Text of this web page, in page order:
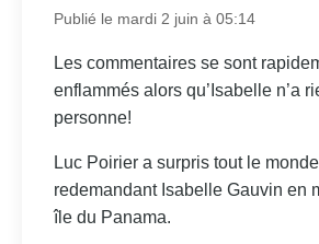
Publié le mardi 2 juin à 05:14
Les commentaires se sont
enflammés alors qu’Isabelle n’a
personne!
Luc Poirier a surpris tout le
redemandant Isabelle Gauvin en
île du Panama.